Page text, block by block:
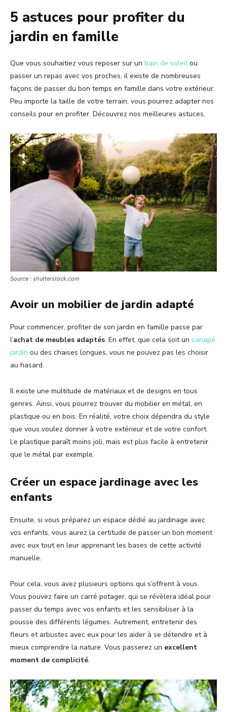
5 astuces pour profiter du
jardin en famille
Que vous souhaitiez vous reposer sur un bain de soleil ou
passer un repas avec vos proches, il existe de nombreuses
façons de passer du bon temps en famille dans votre extérieur.
Peu importe la taille de votre terrain, vous pourrez adapter nos
conseils pour en profiter. Découvrez nos meilleures astuces.
Source : shutterstock.com
Avoir un mobilier de jardin adapté
Pour commencer, profiter de son jardin en famille passe par
l’achat de meubles adaptés. En effet, que cela soit un canapé
jardin ou des chaises longues, vous ne pouvez pas les choisir
au hasard.
Il existe une multitude de matériaux et de designs en tous
genres. Ainsi, vous pourrez trouver du mobilier en métal, en
plastique ou en bois. En réalité, votre choix dépendra du style
que vous voulez donner à votre extérieur et de votre confort.
Le plastique paraît moins joli, mais est plus facile à entretenir
que le métal par exemple.
Créer un espace jardinage avec les
enfants
Ensuite, si vous préparez un espace dédié au jardinage avec
vos enfants, vous aurez la certitude de passer un bon moment
avec eux tout en leur apprenant les bases de cette activité
manuelle.
Pour cela, vous avez plusieurs options qui s’offrent à vous.
Vous pouvez faire un carré potager, qui se révèlera idéal pour
passer du temps avec vos enfants et les sensibiliser à la
pousse des différents légumes. Autrement, entretenir des
fleurs et arbustes avec eux pour les aider à se détendre et à
mieux comprendre la nature. Vous passerez un excellent
moment de complicité.